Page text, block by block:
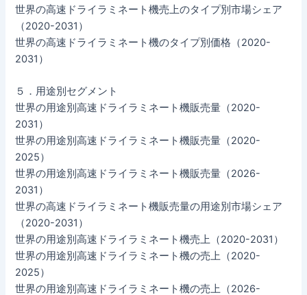
世界の高速ドライラミネート機売上のタイプ別市場シェア
（2020-2031）
世界の高速ドライラミネート機のタイプ別価格（2020-
2031）
５．用途別セグメント
世界の用途別高速ドライラミネート機販売量（2020-
2031）
世界の用途別高速ドライラミネート機販売量（2020-
2025）
世界の用途別高速ドライラミネート機販売量（2026-
2031）
世界の高速ドライラミネート機販売量の用途別市場シェア
（2020-2031）
世界の用途別高速ドライラミネート機売上（2020-2031）
世界の用途別高速ドライラミネート機の売上（2020-
2025）
世界の用途別高速ドライラミネート機の売上（2026-